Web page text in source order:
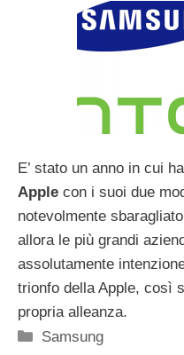
E’ stato un anno in cui
Apple con i suoi due
notevolmente
allora le più grandi
assolutamente
trionfo della Apple, così
propria alleanza.
Categorie
Samsung